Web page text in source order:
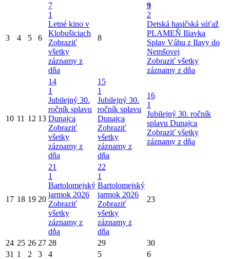
3 4 5 6
7
1
Letné kino v
Klobušiciach
Zobraziť
všetky
záznamy z
dňa
8
9
2
Detská hasičská súťaž
PLAMEŇ Iliavka
Splav Váhu z Ilavy do
Nemšovej
Zobraziť všetky
záznamy z dňa
10 11 12 13
14
1
Jubilejný 30.
ročník splavu
Dunajca
Zobraziť
všetky
záznamy z
dňa
15
1
Jubilejný 30.
ročník splavu
Dunajca
Zobraziť
všetky
záznamy z
dňa
16
1
Jubilejný 30. ročník
splavu Dunajca
Zobraziť všetky
záznamy z dňa
17 18 19 20
21
1
Bartolomejský
jarmok 2026
Zobraziť
všetky
záznamy z
dňa
22
1
Bartolomejský
jarmok 2026
Zobraziť
všetky
záznamy z
dňa
23
24 25 26 27 28 29
30
31 1 2 3 4 5 6